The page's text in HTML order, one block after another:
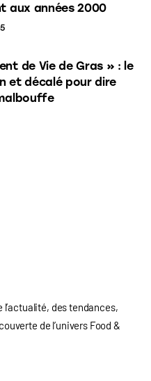
aux années 2000
de Vie de Gras » : le
et décalé pour dire
l’actualité, des tendances,
de l’univers Food&